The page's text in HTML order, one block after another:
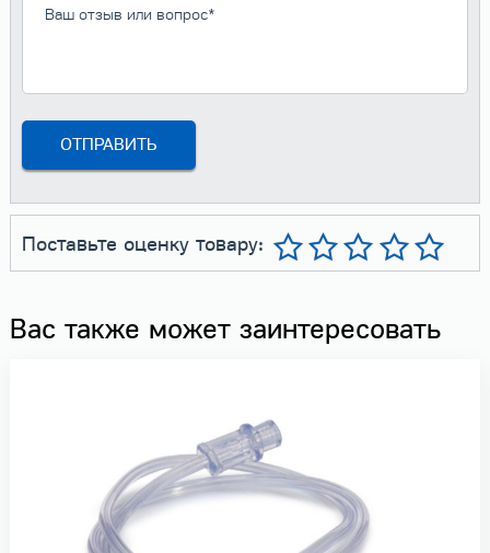
Поставьте оценку товару:
Вас также может заинтересовать